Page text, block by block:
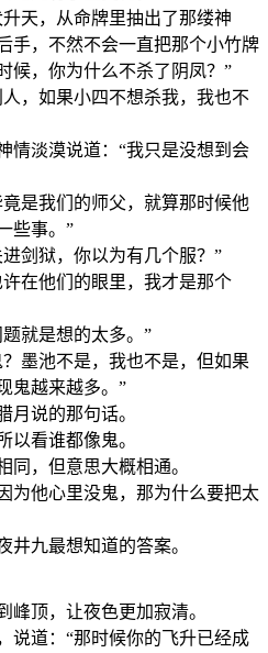
天，从命牌里抽出了那缕神
手，不然不会一直把那个小竹牌
候，你为什么不杀了阴凤？”
，如果小四不想杀我，我也不
情淡漠说道：“我只是没想到会
是我们的师父，就算那时候他
些事。”
剑狱，你以为有几个服？”
在他们的眼里，我才是那个
就是想的太多。”
墨池不是，我也不是，但如果
鬼越来越多。”
月说的那句话。
看谁都像鬼。
同，但意思大概相通。
为他心里没鬼，那为什么要把太
井九最想知道的答案。
峰顶，让夜色更加寂清。
说道：“那时候你的飞升已经成